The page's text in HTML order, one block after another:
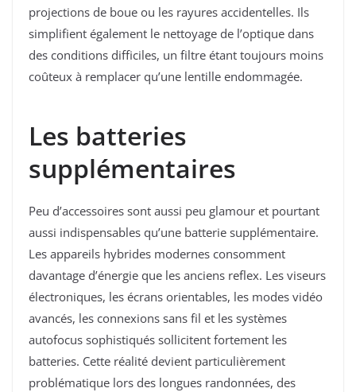
projections de boue ou les rayures accidentelles. Ils
simplifient également le nettoyage de l’optique dans
des conditions difficiles, un filtre étant toujours moins
coûteux à remplacer qu’une lentille endommagée.
Les batteries
supplémentaires
Peu d’accessoires sont aussi peu glamour et pourtant
aussi indispensables qu’une batterie supplémentaire.
Les appareils hybrides modernes consomment
davantage d’énergie que les anciens reflex. Les viseurs
électroniques, les écrans orientables, les modes vidéo
avancés, les connexions sans fil et les systèmes
autofocus sophistiqués sollicitent fortement les
batteries. Cette réalité devient particulièrement
problématique lors des longues randonnées, des